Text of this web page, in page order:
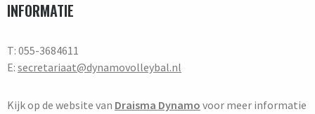
INFORMATIE
T: 055-3684611
E: secretariaat@dynamovolleybal.nl
Kijk op de website van Draisma Dynamo voor meer informatie